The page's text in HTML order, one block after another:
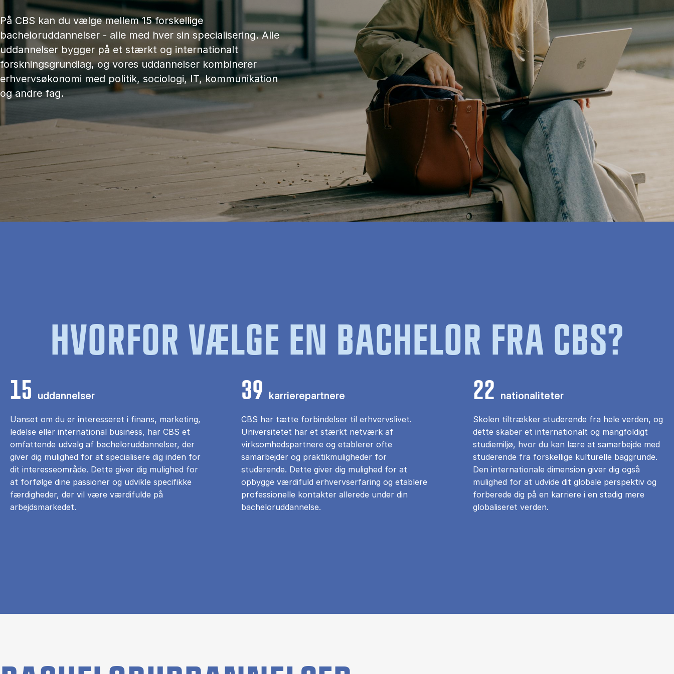
På CBS kan du vælge mellem 15 forskellige
bacheloruddannelser - alle med hver sin specialisering. Alle
uddannelser bygger på et stærkt og internationalt
forskningsgrundlag, og vores uddannelser kombinerer
erhvervsøkonomi med politik, sociologi, IT, kommunikation
og andre fag.
HVORFOR VÆLGE EN BACHELOR FRA CBS?
15 uddannelser
Uanset om du er interesseret i finans, marketing,
ledelse eller international business, har CBS et
omfattende udvalg af bacheloruddannelser, der
giver dig mulighed for at specialisere dig inden for
dit interesseområde. Dette giver dig mulighed for
at forfølge dine passioner og udvikle specifikke
færdigheder, der vil være værdifulde på
arbejdsmarkedet.
39 karrierepartnere
CBS har tætte forbindelser til erhvervslivet.
Universitetet har et stærkt netværk af
virksomhedspartnere og etablerer ofte
samarbejder og praktikmuligheder for
studerende. Dette giver dig mulighed for at
opbygge værdifuld erhvervserfaring og etablere
professionelle kontakter allerede under din
bacheloruddannelse.
22 nationaliteter
Skolen tiltrækker studerende fra hele verden, og
dette skaber et internationalt og mangfoldigt
studiemiljø, hvor du kan lære at samarbejde med
studerende fra forskellige kulturelle baggrunde.
Den internationale dimension giver dig også
mulighed for at udvide dit globale perspektiv og
forberede dig på en karriere i en stadig mere
globaliseret verden.